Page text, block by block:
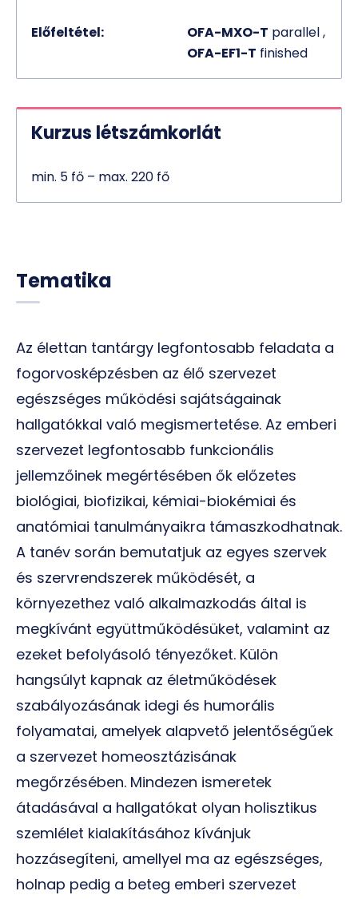
Előfeltétel: OFA-MXO-T parallel ,
OFA-EF1-T finished
Kurzus létszámkorlát
min. 5 fő – max. 220 fő
Tematika
Az élettan tantárgy legfontosabb feladata a
fogorvosképzésben az élő szervezet
egészséges működési sajátságainak
hallgatókkal való megismertetése. Az emberi
szervezet legfontosabb funkcionális
jellemzőinek megértésében ők előzetes
biológiai, biofizikai, kémiai-biokémiai és
anatómiai tanulmányaikra támaszkodhatnak.
A tanév során bemutatjuk az egyes szervek
és szervrendszerek működését, a
környezethez való alkalmazkodás által is
megkívánt együttműködésüket, valamint az
ezeket befolyásoló tényezőket. Külön
hangsúlyt kapnak az életműködések
szabályozásának idegi és humorális
folyamatai, amelyek alapvető jelentőségűek
a szervezet homeosztázisának
megőrzésében. Mindezen ismeretek
átadásával a hallgatókat olyan holisztikus
szemlélet kialakításához kívánjuk
hozzásegíteni, amellyel ma az egészséges,
holnap pedig a beteg emberi szervezet